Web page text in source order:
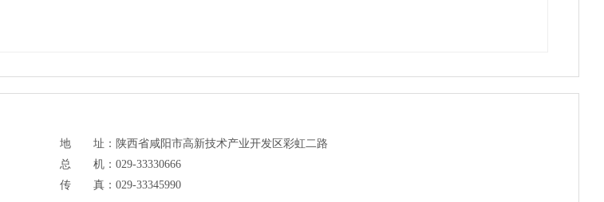
地 址：陕西省咸阳市高新技术产业开发区彩虹二路
总 机：029-33330666
传 真：029-33345990